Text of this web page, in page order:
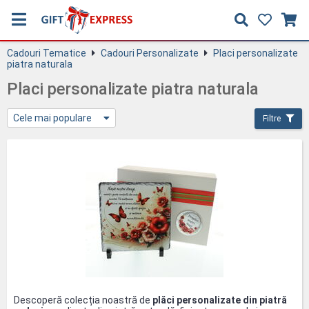
Cadouri Tematice Cadouri Personalizate
Placi personalizate
piatra naturala
Placi personalizate piatra naturala
Cele mai populare Filtre
Descoperă colecția noastră de plăci personalizate din piatră